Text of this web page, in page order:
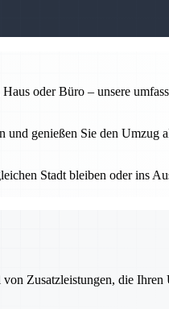
oder Büro – unsere
genießen Sie den Umzug
Stadt bleiben oder ins
Zusatzleistungen, die